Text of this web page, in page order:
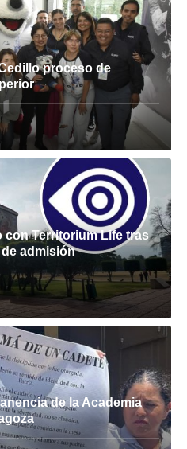
proceso de
con Territorium Life tras
de admisión
de la Academia